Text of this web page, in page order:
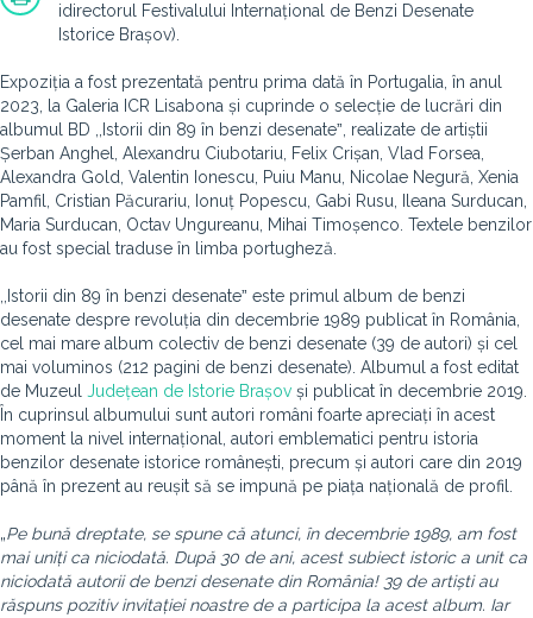
idirectorul Festivalului Internațional de Benzi Desenate
Istorice Brașov).
Expoziția a fost prezentată pentru prima dată în Portugalia, în anul
2023, la Galeria ICR Lisabona și cuprinde o selecție de lucrări din
albumul BD ,,Istorii din 89 în benzi desenateˮ, realizate de artiștii
Șerban Anghel, Alexandru Ciubotariu, Felix Crișan, Vlad Forsea,
Alexandra Gold, Valentin Ionescu, Puiu Manu, Nicolae Negură, Xenia
Pamfil, Cristian Păcurariu, Ionuț Popescu, Gabi Rusu, Ileana Surducan,
Maria Surducan, Octav Ungureanu, Mihai Timoșenco. Textele benzilor
au fost special traduse în limba portugheză.
,,Istorii din 89 în benzi desenateˮ este primul album de benzi
desenate despre revoluția din decembrie 1989 publicat în România,
cel mai mare album colectiv de benzi desenate (39 de autori) și cel
mai voluminos (212 pagini de benzi desenate). Albumul a fost editat
de Muzeul Județean de Istorie Brașov și publicat în decembrie 2019.
În cuprinsul albumului sunt autori români foarte apreciați în acest
moment la nivel internațional, autori emblematici pentru istoria
benzilor desenate istorice românești, precum și autori care din 2019
până în prezent au reușit să se impună pe piața națională de profil.
„Pe bună dreptate, se spune că atunci, în decembrie 1989, am fost
mai uniți ca niciodată. După 30 de ani, acest subiect istoric a unit ca
niciodată autorii de benzi desenate din România! 39 de artiști au
răspuns pozitiv invitației noastre de a participa la acest album. Iar